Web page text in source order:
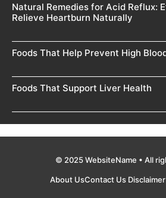
Natural Remedies for Acid Reflux:
Relieve Heartburn Naturally
Foods That Help Prevent High
Foods That Support Liver Health
© 2025 WebsiteName • All
About UsContact Us Disclaimer